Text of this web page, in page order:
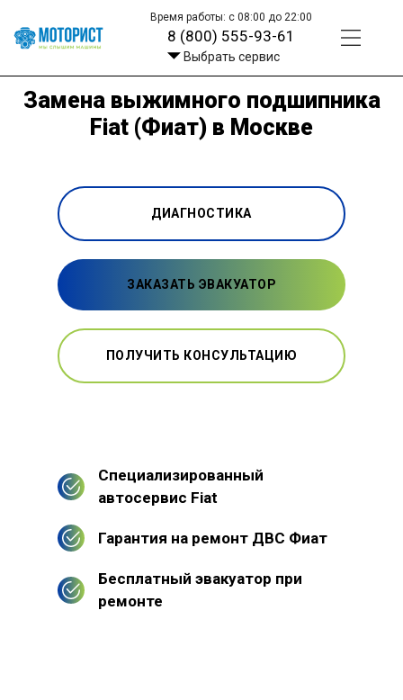
Время работы: с 08:00 до 22:00
8 (800) 555-93-61
Выбрать сервис
Замена выжимного подшипника
Fiat (Фиат) в Москве
ДИАГНОСТИКА
ЗАКАЗАТЬ ЭВАКУАТОР
ПОЛУЧИТЬ КОНСУЛЬТАЦИЮ
Специализированный
автосервис Fiat
Гарантия на ремонт ДВС Фиат
Бесплатный эвакуатор при
ремонте